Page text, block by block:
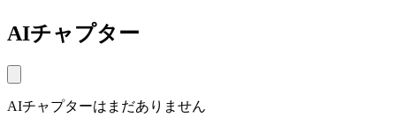
AIチャプター
AIチャプターはまだありません